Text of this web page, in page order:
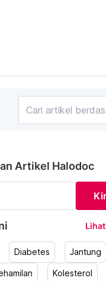
Artikel Halodoc
Diabetes Jantung
Kolesterol